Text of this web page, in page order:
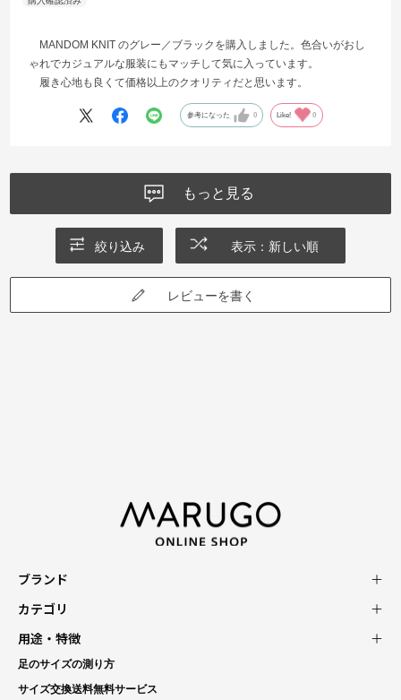
MANDOM KNIT のグレー／ブラックを購入しました。色合いがおし
ゃれでカジュアルな服装にもマッチして気に入っています。
履き心地も良くて価格以上のクオリティだと思います。
参考になった 0 Like! 0
もっと見る
絞り込み 表示：新しい順
レビューを書く
ブランド
カテゴリ
用途・特徴
足のサイズの測り方
サイズ交換送料無料サービス